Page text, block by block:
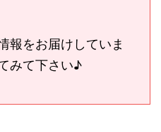
報をお届けしていま
みて下さい♪